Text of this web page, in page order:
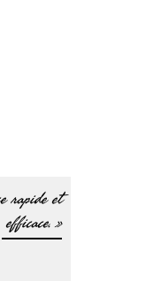
rapide et
efficace. »